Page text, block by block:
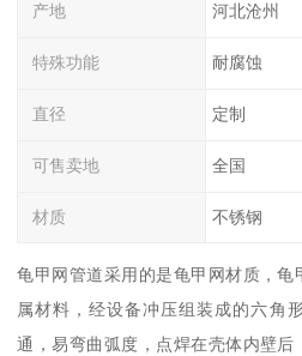
产地 河北沧州
特殊功能 耐腐蚀
直径 定制
可售卖地 全国
材质 不锈钢
龟甲网管道采用的是龟甲网材质，
属材料，经设备冲压组装成的六角
通，易弯曲弧度，点焊在壳体内壁后